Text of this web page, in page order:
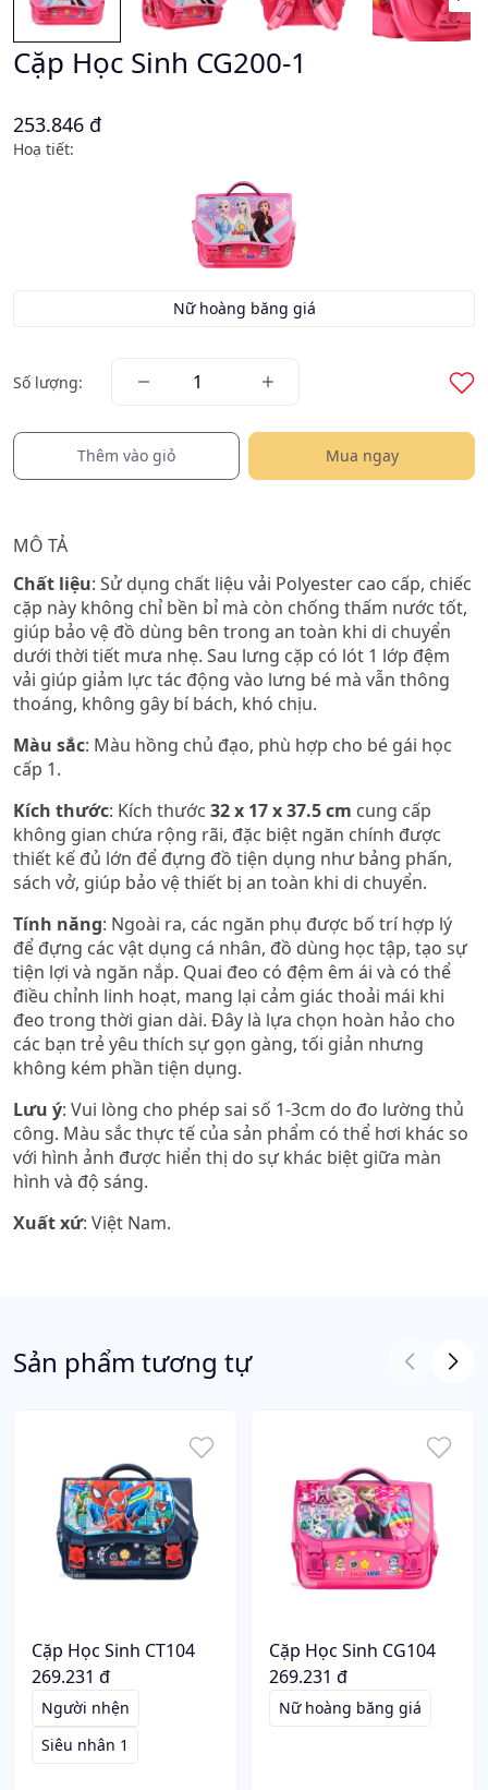
Cặp Học Sinh CG200-1
253.846 đ
Hoạ tiết:
Nữ hoàng băng giá
Số lượng:
Thêm vào giỏ Mua ngay
MÔ TẢ
Chất liệu: Sử dụng chất liệu vải Polyester cao cấp, chiếc
cặp này không chỉ bền bỉ mà còn chống thấm nước tốt,
giúp bảo vệ đồ dùng bên trong an toàn khi di chuyển
dưới thời tiết mưa nhẹ. Sau lưng cặp có lót 1 lớp đệm
vải giúp giảm lực tác động vào lưng bé mà vẫn thông
thoáng, không gây bí bách, khó chịu.
Màu sắc: Màu hồng chủ đạo, phù hợp cho bé gái học
cấp 1.
Kích thước: Kích thước 32 x 17 x 37.5 cm cung cấp
không gian chứa rộng rãi, đặc biệt ngăn chính được
thiết kế đủ lớn để đựng đồ tiện dụng như bảng phấn,
sách vở, giúp bảo vệ thiết bị an toàn khi di chuyển.
Tính năng: Ngoài ra, các ngăn phụ được bố trí hợp lý
để đựng các vật dụng cá nhân, đồ dùng học tập, tạo sự
tiện lợi và ngăn nắp. Quai đeo có đệm êm ái và có thể
điều chỉnh linh hoạt, mang lại cảm giác thoải mái khi
đeo trong thời gian dài. Đây là lựa chọn hoàn hảo cho
các bạn trẻ yêu thích sự gọn gàng, tối giản nhưng
không kém phần tiện dụng.​
Lưu ý: Vui lòng cho phép sai số 1-3cm do đo lường thủ
công. Màu sắc thực tế của sản phẩm có thể hơi khác so
với hình ảnh được hiển thị do sự khác biệt giữa màn
hình và độ sáng.
Xuất xứ: Việt Nam.
Sản phẩm tương tự
Cặp Học Sinh CT104
269.231 đ
Người nhện
Siêu nhân 1
Cặp Học Sinh CG104
269.231 đ
Nữ hoàng băng giá